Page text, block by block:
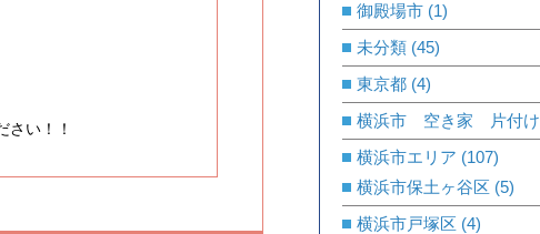
さい！！
御殿場市 (1)
未分類 (45)
東京都 (4)
横浜市 空き家 片付け
横浜市エリア (107)
横浜市保土ヶ谷区 (5)
横浜市戸塚区 (4)